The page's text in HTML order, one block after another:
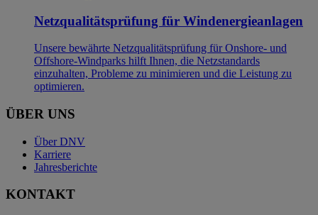
Netzqualitätsprüfung für Windenergieanlagen
Unsere bewährte Netzqualitätsprüfung für Onshore- und
Offshore-Windparks hilft Ihnen, die Netzstandards
einzuhalten, Probleme zu minimieren und die Leistung zu
optimieren.
ÜBER UNS
Über DNV
Karriere
Jahresberichte
KONTAKT